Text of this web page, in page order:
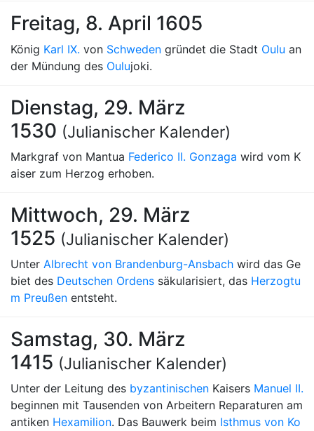
Freitag, 8. April 1605
König Karl IX. von Schweden gründet die Stadt Oulu an
der Mündung des Oulujoki.
Dienstag, 29. März
1530 (Julianischer Kalender)
Markgraf von Mantua Federico II. Gonzaga wird vom K
aiser zum Herzog erhoben.
Mittwoch, 29. März
1525 (Julianischer Kalender)
Unter Albrecht von Brandenburg-Ansbach wird das Ge
biet des Deutschen Ordens säkularisiert, das Herzogtu
m Preußen entsteht.
Samstag, 30. März
1415 (Julianischer Kalender)
Unter der Leitung des byzantinischen Kaisers Manuel II.
beginnen mit Tausenden von Arbeitern Reparaturen am
antiken Hexamilion. Das Bauwerk beim Isthmus von Ko